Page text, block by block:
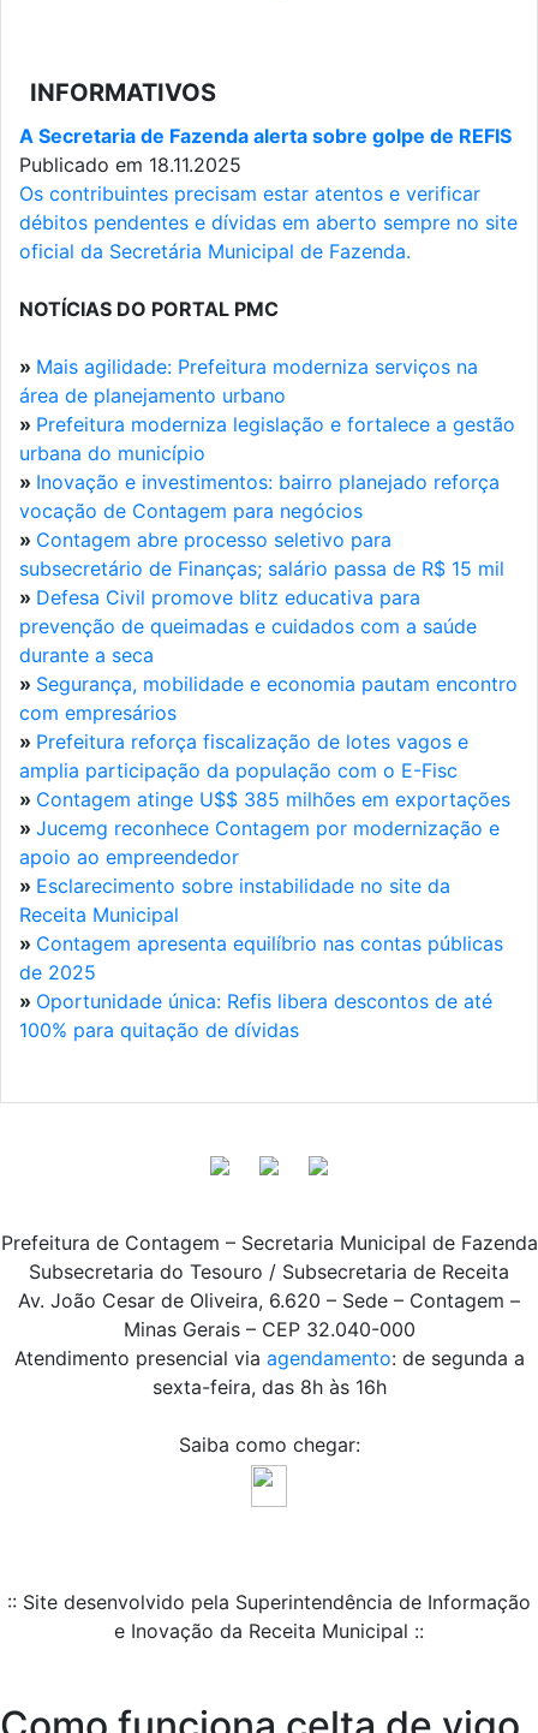
INFORMATIVOS
A Secretaria de Fazenda alerta sobre golpe de REFIS
Publicado em 18.11.2025
Os contribuintes precisam estar atentos e verificar
débitos pendentes e dívidas em aberto sempre no site
oficial da Secretária Municipal de Fazenda.
NOTÍCIAS DO PORTAL PMC
» Mais agilidade: Prefeitura moderniza serviços na
área de planejamento urbano
» Prefeitura moderniza legislação e fortalece a gestão
urbana do município
» Inovação e investimentos: bairro planejado reforça
vocação de Contagem para negócios
» Contagem abre processo seletivo para
subsecretário de Finanças; salário passa de R$ 15 mil
» Defesa Civil promove blitz educativa para
prevenção de queimadas e cuidados com a saúde
durante a seca
» Segurança, mobilidade e economia pautam encontro
com empresários
» Prefeitura reforça fiscalização de lotes vagos e
amplia participação da população com o E-Fisc
» Contagem atinge U$$ 385 milhões em exportações
» Jucemg reconhece Contagem por modernização e
apoio ao empreendedor
» Esclarecimento sobre instabilidade no site da
Receita Municipal
» Contagem apresenta equilíbrio nas contas públicas
de 2025
» Oportunidade única: Refis libera descontos de até
100% para quitação de dívidas
Prefeitura de Contagem – Secretaria Municipal de Fazenda
Subsecretaria do Tesouro / Subsecretaria de Receita
Av. João Cesar de Oliveira, 6.620 – Sede – Contagem –
Minas Gerais – CEP 32.040-000
Atendimento presencial via agendamento: de segunda a
sexta-feira, das 8h às 16h
Saiba como chegar:
:: Site desenvolvido pela Superintendência de Informação
e Inovação da Receita Municipal ::